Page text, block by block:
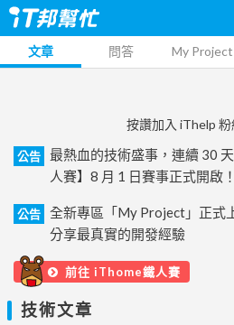
文章 問答 My Project
按讚加入 iThelp
公告
最熱血的技術盛事，連續 30
人賽】8 月 1 日賽事正式開啟！
公告
全新專區「My Project」正式
分享最真實的開發經驗
前往 iThome鐵人賽
技術文章